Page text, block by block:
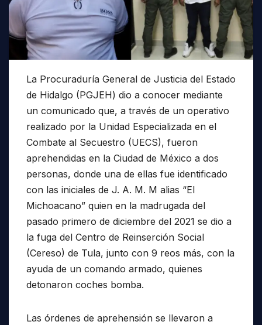
La Procuraduría General de Justicia del Estado
de Hidalgo (PGJEH) dio a conocer mediante
un comunicado que, a través de un operativo
realizado por la Unidad Especializada en el
Combate al Secuestro (UECS), fueron
aprehendidas en la Ciudad de México a dos
personas, donde una de ellas fue identificado
con las iniciales de J. A. M. M alias “El
Michoacano” quien en la madrugada del
pasado primero de diciembre del 2021 se dio a
la fuga del Centro de Reinserción Social
(Cereso) de Tula, junto con 9 reos más, con la
ayuda de un comando armado, quienes
detonaron coches bomba.
Las órdenes de aprehensión se llevaron a